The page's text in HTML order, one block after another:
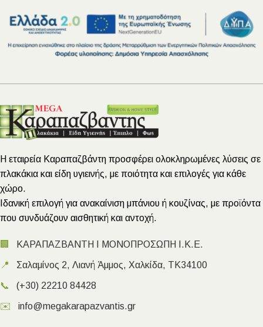
Η εταιρεία Καραπαζβάντη προσφέρει ολοκληρωμένες λύσεις σε
πλακάκια και είδη υγιεινής, με ποιότητα και επιλογές για κάθε
χώρο.
Ιδανική επιλογή για ανακαίνιση μπάνιου ή κουζίνας, με προϊόντα
που συνδυάζουν αισθητική και αντοχή.
🏢 ΚΑΡΑΠΑΖΒΑΝΤΗ Ι ΜΟΝΟΠΡΟΣΩΠΗ Ι.Κ.Ε.
📍 Σαλαμίνος 2, Λιανή Άμμος, Χαλκίδα, ΤΚ34100
📞 (+30) 22210 84428
✉️ info@megakarapazvantis.gr